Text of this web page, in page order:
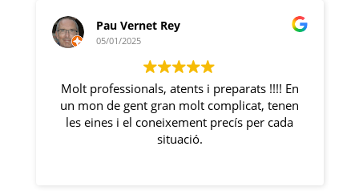
Pau Vernet Rey
05/01/2025
Molt professionals, atents i preparats !!!! En
un mon de gent gran molt complicat, tenen
les eines i el coneixement precís per cada
situació.